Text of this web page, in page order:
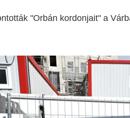
"Orbán kordonjait" a